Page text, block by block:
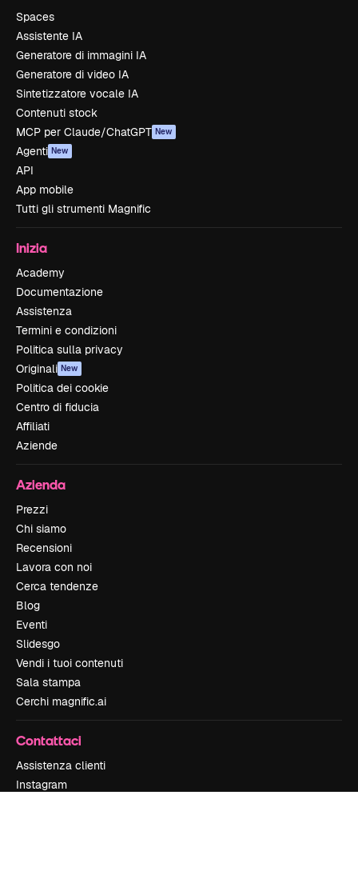
Spaces
Assistente IA
Generatore di immagini IA
Generatore di video IA
Sintetizzatore vocale IA
Contenuti stock
MCP per Claude/ChatGPT New
Agenti New
API
App mobile
Tutti gli strumenti Magnific
Inizia
Academy
Documentazione
Assistenza
Termini e condizioni
Politica sulla privacy
Originali New
Politica dei cookie
Centro di fiducia
Affiliati
Aziende
Azienda
Prezzi
Chi siamo
Recensioni
Lavora con noi
Cerca tendenze
Blog
Eventi
Slidesgo
Vendi i tuoi contenuti
Sala stampa
Cerchi magnific.ai
Contattaci
Assistenza clienti
Instagram